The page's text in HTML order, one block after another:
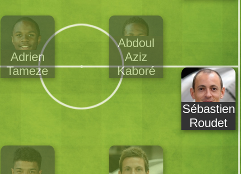
Adrien
Tameze
Abdoul
Aziz
Kaboré
Sébastien
Roudet